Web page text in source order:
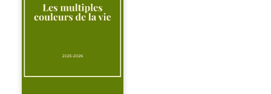
recouvre
l’espérance, tandis
pour en retrouver
Entre souvenirs,